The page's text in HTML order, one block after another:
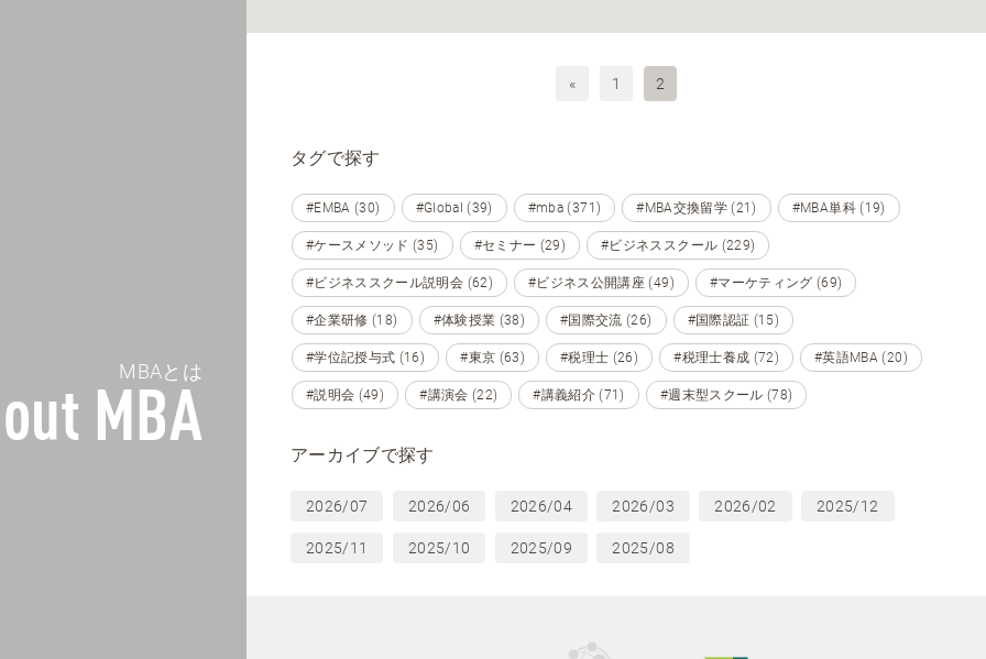
MBAとは
MBA
« 1 2
タグで探す
#EMBA (30) #Global (39) #mba (371) #MBA交換留学 (21) #MBA単科 (19)
#ケースメソッド (35) #セミナー (29) #ビジネススクール (229)
#ビジネススクール説明会 (62) #ビジネス公開講座 (49) #マーケティング (69)
#企業研修 (18) #体験授業 (38) #国際交流 (26) #国際認証 (15)
#学位記授与式 (16) #東京 (63) #税理士 (26) #税理士養成 (72) #英語MBA (20)
#説明会 (49) #講演会 (22) #講義紹介 (71) #週末型スクール (78)
アーカイブで探す
2026/07 2026/06 2026/04 2026/03 2026/02 2025/12
2025/11 2025/10 2025/09 2025/08